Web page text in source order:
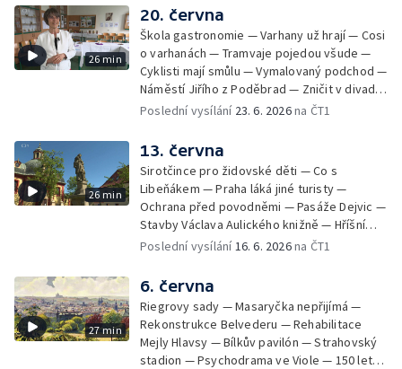
26 min
20. června
Škola gastronomie — Varhany už hrají — Cosi
o varhanách — Tramvaje pojedou všude —
Cyklisti mají smůlu — Vymalovaný podchod —
Náměstí Jiřího z Poděbrad — Zničit v divadle
Komedie — Den otevřených dveří — Letní
Poslední vysílání 23. 6. 2026na ČT1
26 min
13. června
Sirotčince pro židovské děti — Co s
Libeňákem — Praha láká jiné turisty —
Ochrana před povodněmi — Pasáže Dejvic —
Stavby Václava Aulického knižně — Hříšní
lidé v Divadle ABC — Kunratice
Poslední vysílání16. 6. 2026na ČT1
27 min
6. června
Riegrovy sady — Masaryčka nepřijímá —
Rekonstrukce Belvederu — Rehabilitace
Mejly Hlavsy — Bílkův pavilón — Strahovský
stadion — Psychodrama ve Viole — 150 let